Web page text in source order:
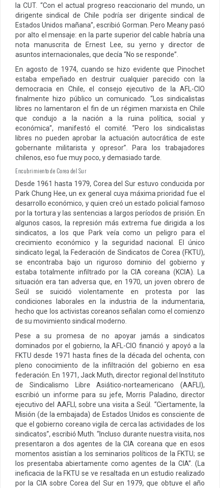
la CUT. “Con el actual progreso reaccionario del mundo, un
dirigente sindical de Chile podría ser dirigente sindical de
Estados Unidos mañana”, escribió Gorman. Pero Meany pasó
por alto el mensaje: en la parte superior del cable habría una
nota manuscrita de Ernest Lee, su yerno y director de
asuntos internacionales, que decía “No se responde”.
En agosto de 1974, cuando se hizo evidente que Pinochet
estaba empeñado en destruir cualquier parecido con la
democracia en Chile, el consejo ejecutivo de la AFL-CIO
finalmente hizo público un comunicado. “Los sindicalistas
libres no lamentaron el fin de un régimen marxista en Chile
que condujo a la nación a la ruina política, social y
económica”, manifestó el comité. “Pero los sindicalistas
libres no pueden aprobar la actuación autocrática de este
gobernante militarista y opresor”. Para los trabajadores
chilenos, eso fue muy poco, y demasiado tarde.
Encubrimiento de Corea del Sur
Desde 1961 hasta 1979, Corea del Sur estuvo conducida por
Park Chung Hee, un ex general cuya máxima prioridad fue el
desarrollo económico, y quien creó un estado policial famoso
por la tortura y las sentencias a largos períodos de prisión. En
algunos casos, la represión más extrema fue dirigida a los
sindicatos, a los que Park veía como un peligro para el
crecimiento económico y la seguridad nacional. El único
sindicato legal, la Federación de Sindicatos de Corea (FKTU),
se encontraba bajo un riguroso dominio del gobierno y
estaba totalmente infiltrado por la CIA coreana (KCIA). La
situación era tan adversa que, en 1970, un joven obrero de
Seúl se suicidó violentamente en protesta por las
condiciones laborales en la industria de la indumentaria,
hecho que los activistas coreanos señalan como el comienzo
de su movimiento sindical moderno.
Pese a su promesa de no apoyar jamás a sindicatos
dominados por el gobierno, la AFL-CIO financió y apoyó a la
FKTU desde 1971 hasta fines de la década del ochenta, con
pleno conocimiento de la infiltración del gobierno en esa
federación. En 1971, Jack Muth, director regional del Instituto
de Sindicalismo Libre Asiático-norteamericano (AAFLI),
escribió un informe para su jefe, Morris Paladino, director
ejecutivo del AAFLI, sobre una visita a Seúl. “Ciertamente, la
Misión (de la embajada) de Estados Unidos es consciente de
que el gobierno coreano vigila de cerca las actividades de los
sindicatos”, escribió Muth. “Incluso durante nuestra visita, nos
presentaron a dos agentes de la CIA coreana que en esos
momentos asistían a los seminarios políticos de la FKTU; se
los presentaba abiertamente como agentes de la CIA”. (La
ineficacia de la FKTU se ve resaltada en un estudio realizado
por la CIA sobre Corea del Sur en 1979, que obtuve el año